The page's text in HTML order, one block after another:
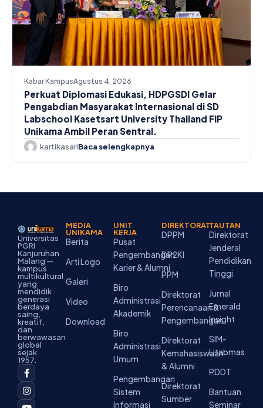
Kabar KampusAgustus 4, 2026
Perkuat Diplomasi Edukasi, HDPGSDI Gelar
Pengabdian Masyarakat Internasional di SD
Labschool Kasetsart University Thailand FIP
Unikama Ambil Peran Sentral.
kartikasariBaca selengkapnya
Universitas
PGRI
Kanjuruhan
Malang —
kampus
multikultural
yang
mendidik
generasi
berdaya
saing,
kreatif,
dan
berwawasan
global
sejak
1957.
F
a
c
e
b
I
n
s
t
a
Y
o
u
t
u
T
i
k
t
o
L
i
n
k
e
MEDIA
UNIKAMA
Berita
Arti Logo
Galeri
Video
Download
UNIT
KERJA
Pusat
Pengembangan
Karier & Alumni
Biro
Administrasi
Akademik
Biro
Administrasi
Umum
Pengembangan
Sistem
Informasi
DIREKTORAT
DPPM
DP2KI
PPM
Direktorat
Perencanaan &
Pengembangan
Direktorat
Kemahasiswaan
& Alumni
Direktorat
Sumber
TAUTAN
Direktorat
Jenderal
Pendidikan
Tinggi
Jurnal
Emerald
Insight
SIM-
Litabmas
PDDT
Bantuan
Seminar